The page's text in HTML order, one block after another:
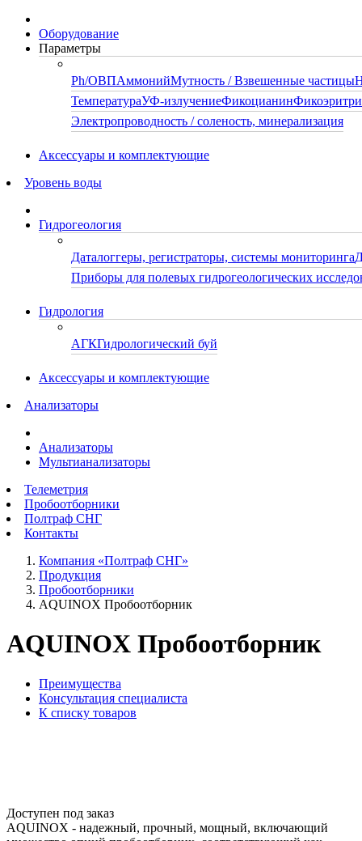
Оборудование
Параметры
Ph/ОВПАммонийМутность / Взвешенные частицы
ТемператураУФ-излучениеФикоцианин
Электропроводность / соленость, минерализация
Аксессуары и комплектующие
Уровень воды
Гидрогеология
Даталоггеры, регистраторы, системы мониторинга
Приборы для полевых гидрогеологических
Гидрология
АГКГидрологический буй
Аксессуары и комплектующие
Анализаторы
Анализаторы
Мультианализаторы
Телеметрия
Пробоотборники
Полтраф СНГ
Контакты
Компания «Полтраф СНГ»
Продукция
Пробоотборники
AQUINOX Пробоотборник
AQUINOX Пробоотборник
Преимущества
Консультация специалиста
К списку товаров
Доступен под заказ
AQUINOX - надежный, прочный, мощный, включающий